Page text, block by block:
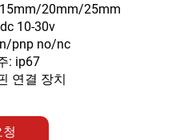
20mm/25mm
10-30v
pnp no/nc
: ip67
연결 장치